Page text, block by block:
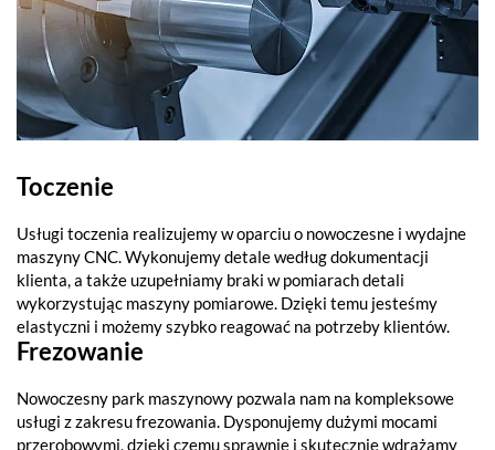
Toczenie
Usługi toczenia realizujemy w oparciu o nowoczesne i wydajne
maszyny CNC. Wykonujemy detale według dokumentacji
klienta, a także uzupełniamy braki w pomiarach detali
wykorzystując maszyny pomiarowe. Dzięki temu jesteśmy
elastyczni i możemy szybko reagować na potrzeby klientów.
Frezowanie
Nowoczesny park maszynowy pozwala nam na kompleksowe
usługi z zakresu frezowania. Dysponujemy dużymi mocami
przerobowymi, dzięki czemu sprawnie i skutecznie wdrażamy